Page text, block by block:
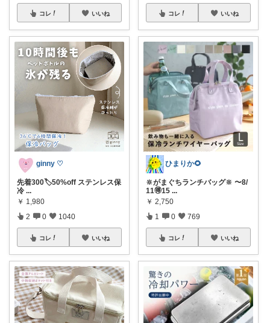
コレ いいね
ginny ♡
先着300🏷️50%off ステンレス保
冷 ...
￥ 1,980
2 0 1040
コレ いいね
コレ いいね
ひまりか🌻
🔆がまぐちランチバッグ🔆 〜8/
11🉐15 ...
￥ 2,750
1 0 769
コレ いいね